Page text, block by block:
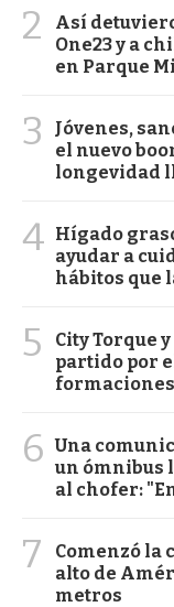
2
Así
One23 y a
en Parque
3
Jóvenes,
el nuevo
longevidad
4 Hígado
ayudar a
hábitos que
5
City Torque
partido por
6 Una
un ómnibus
al chofer:
7
Comenzó la
alto de
metros